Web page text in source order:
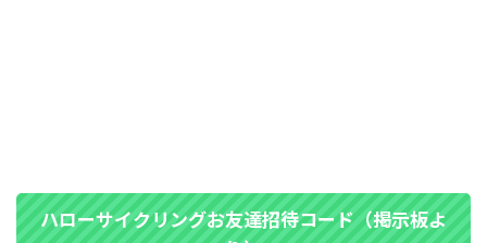
ハローサイクリングお友達招待コード（掲示板よ